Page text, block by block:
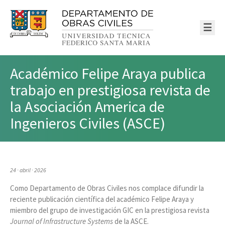
☰
Académico Felipe Araya publica
trabajo en prestigiosa revista de
la Asociación America de
Ingenieros Civiles (ASCE)
24 · abril · 2026
Como Departamento de Obras Civiles nos complace difundir la
reciente publicación científica del académico Felipe Araya y
miembro del grupo de investigación GIC en la prestigiosa revista
Journal of Infrastructure Systemsde la ASCE.